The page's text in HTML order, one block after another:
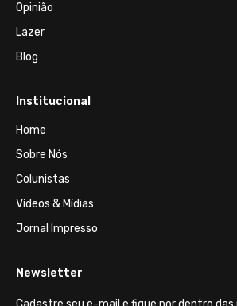
Opinião
Lazer
Blog
Institucional
Home
Sobre Nós
Colunistas
Vídeos & Mídias
Jornal Impresso
Newsletter